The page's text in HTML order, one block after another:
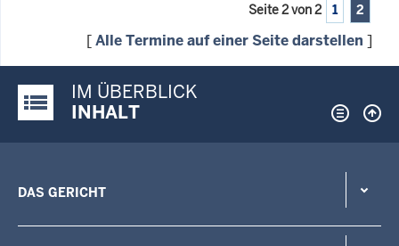
Seite 2 von 2 1 2
[Alle Termine auf einer Seite darstellen ]
Justiz-Portal im Überblick:
IM ÜBERBLICK
INHALT
DAS GERICHT